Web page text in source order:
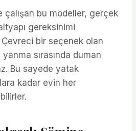
çalışan bu modeller, gerçek
gereksinimi
bir seçenek olan
sırasında duman
Bu sayede yatak
kadar evin her